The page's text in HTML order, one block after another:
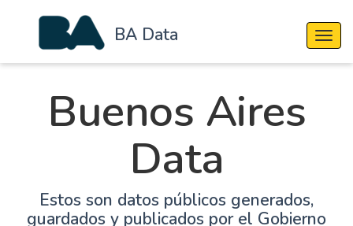
BA Data
Buenos Aires
Data
Estos son datos públicos generados,
guardados y publicados por el Gobierno